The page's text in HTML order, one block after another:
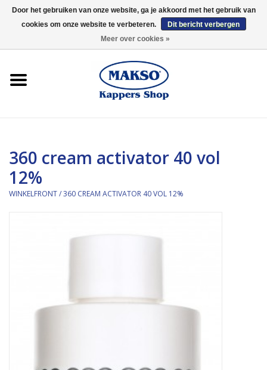
0 Artikelen - €0,00
Kaaral
360
360 cream activator 40 vol
12%
WINKELFRONT/360 CREAM ACTIVATOR 40 VOL 12%
Door het gebruiken van onze website, ga je akkoord met het gebruik van
cookies om onze website te verbeteren.
Dit bericht verbergen
Meer over cookies »